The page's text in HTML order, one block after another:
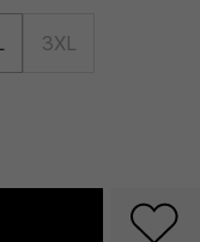
3XL